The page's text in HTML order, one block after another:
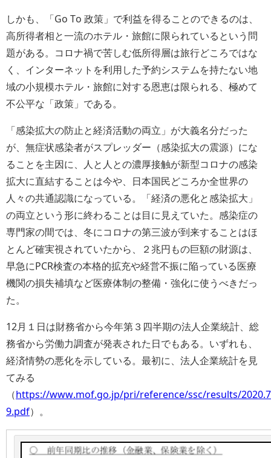
しかも、「Go To 政策」で利益を得ることのできるのは、
高所得者相と一流のホテル・旅館に限られているという問
題がある。コロナ禍で苦しむ低所得層は旅行どころではな
く、インターネットを利用した予約システムを持たない地
域の小規模ホテル・旅館に対する恩恵は限られる、極めて
不公平な「政策」である。
「感染拡大の防止と経済活動の両立」が大義名分だった
が、無症状感染者がスプレッダー（感染拡大の震源）にな
ることを主因に、人と人との濃厚接触が新型コロナの感染
拡大に直結することは今や、日本国民どころか全世界の
人々の共通認識になっている。「経済の悪化と感染拡大」
の両立という形に終わることは目に見えていた。感染症の
専門家の間では、冬にコロナの第三波が到来することはほ
とんど確実視されていたから、２兆円もの巨額の財源は、
早急にPCR検査の本格的拡充や経営不振に陥っている医療
機関の損失補填など医療体制の整備・強化に使うべきだっ
た。
12月１日は財務省から今年第３四半期の法人企業統計、総
務省から労働力調査が発表された日でもある。いずれも、
経済情勢の悪化を示している。最初に、法人企業統計を見
てみる
（https://www.mof.go.jp/pri/reference/ssc/results/
9.pdf）。